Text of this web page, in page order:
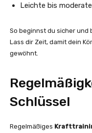
Leichte bis
So beginnst du sicher und
Lass dir Zeit, damit dein
gewöhnt.
Schlüssel
Regelmäßiges